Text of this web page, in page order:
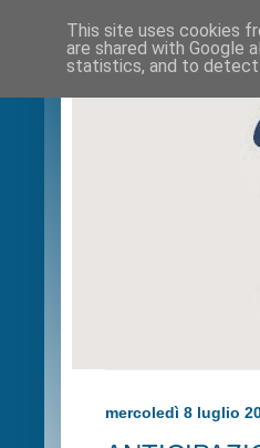
mercoledì 8 luglio
This site uses cookies
are shared with Google
statistics, and to detect